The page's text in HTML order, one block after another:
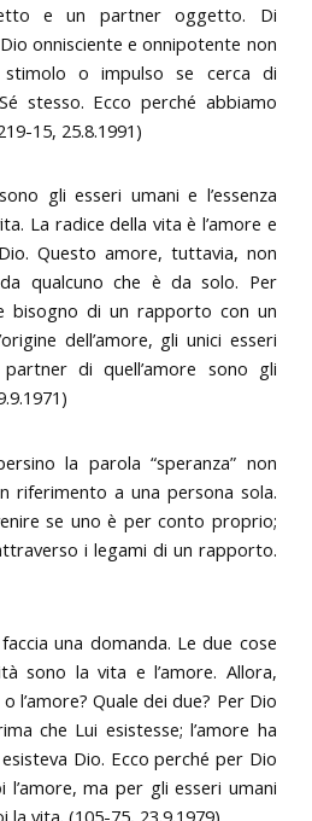
e un partner oggetto. Di
onnisciente e onnipotente non
stimolo o impulso se cerca di
stesso. Ecco perché abbiamo
15, 25.8.1991)
sono gli esseri umani e l’essenza
La radice della vita è l’amore e
Questo amore, tuttavia, non
qualcuno che è da solo. Per
bisogno di un rapporto con un
dell’amore, gli unici esseri
di quell’amore sono gli
la parola “speranza” non
riferimento a una persona sola.
se uno è per conto proprio;
i legami di un rapporto.
una domanda. Le due cose
sono la vita e l’amore. Allora,
l’amore? Quale dei due? Per Dio
che Lui esistesse; l’amore ha
Dio. Ecco perché per Dio
ma per gli esseri umani